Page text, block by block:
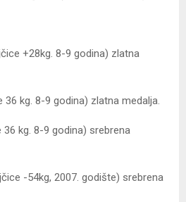
+28kg. 8-9 godina) zlatna
kg. 8-9 godina) zlatna medalja.
kg. 8-9 godina) srebrena
-54kg, 2007. godište) srebrena